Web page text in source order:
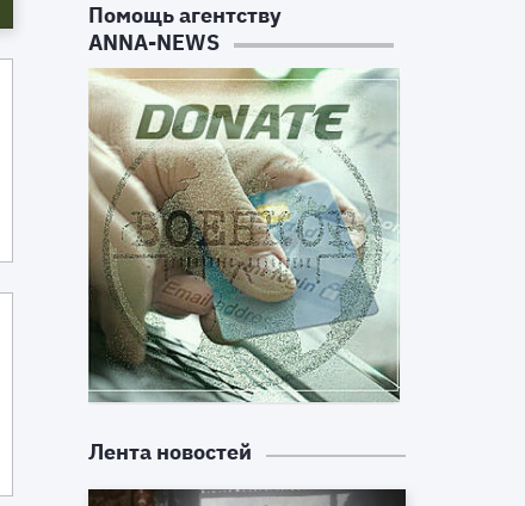
Помощь агентству
ANNA-NEWS
Лента новостей